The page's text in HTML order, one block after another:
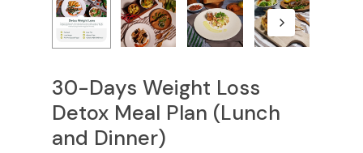
30-Days Weight Loss
Detox Meal Plan (Lunch
and Dinner)